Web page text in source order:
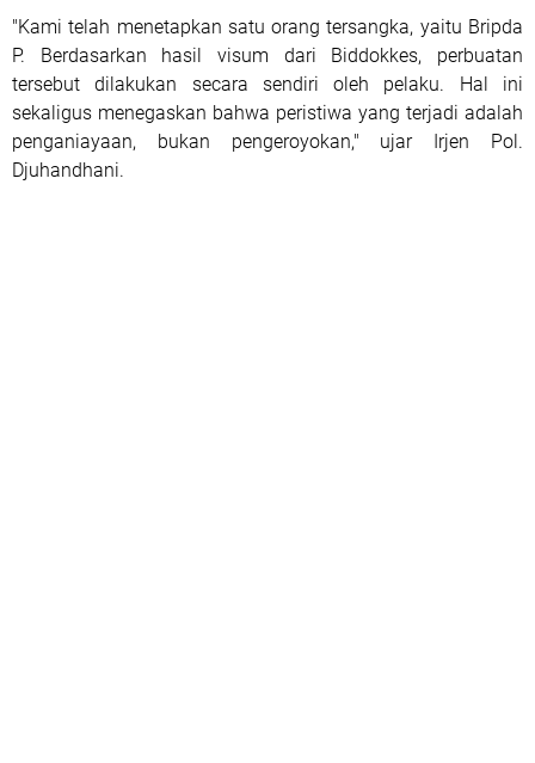
​"Kami telah menetapkan satu orang tersangka, yaitu Bripda
P. Berdasarkan hasil visum dari Biddokkes, perbuatan
tersebut dilakukan secara sendiri oleh pelaku. Hal ini
sekaligus menegaskan bahwa peristiwa yang terjadi adalah
penganiayaan, bukan pengeroyokan," ujar Irjen Pol.
Djuhandhani.